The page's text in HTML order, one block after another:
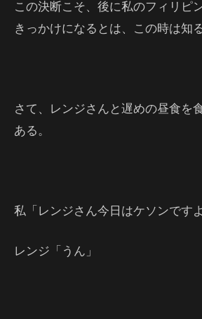
この決断こそ、後に私のフィリピ
きっかけになるとは、この時は知
さて、レンジさんと遅めの昼食を
ある。
私「レンジさん今日はケソンです
レンジ「うん」